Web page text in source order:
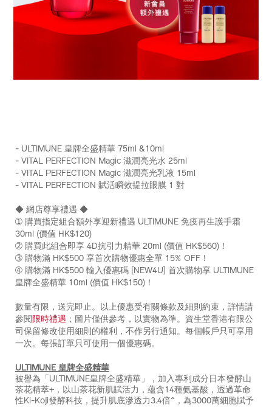
75ml-
%E7%B5%84%E5%90%88-
%28%E7%B8%BD%E5%80%BC-
hk%241%2C600%29-
編
號：
Z12128_hk
- ULTIMUNE 皇牌全盛精華 75ml &10ml
- VITAL PERFECTION Magic 滋潤亮光水 25ml
- VITAL PERFECTION Magic 滋潤亮光乳液 15ml
- VITAL PERFECTION 賦活瞬效提拉眼膜 1 對
◆ 網店尊享禮遇 ◆
➀ 購買指定組合額外享迎新禮遇 ULTIMUNE 免疫再生護手霜
30ml (價值 HK$120)
➁ 購買此組合即享 4D抗引力精華 20ml (價值 HK$560)！
➂ 購物滿 HK$500 享首次購物優惠全單 15% OFF！
➃ 購物滿 HK$500 輸入優惠碼 [NEW4U] 首次購物享 ULTIMUNE
皇牌全盛精華 10ml (價值 HK$150)！
數量有限，送完即止。以上優惠受有關條款及細則約束，詳情請
參閱 限時禮遇 ；圖片僅供參考，以實物為準。資生堂香港有限公
司保留修改使用細則的權利，不作另行通知。每個帳戶只可享用
一次。每張訂單只可使用一個優惠碼。
ULTIMUNE 皇牌全盛精華
被譽為「ULTIMUNE皇牌全盛精華」，加入專利成分日本發酵山
茶花精萃+，以山茶花新肌賦活力，蘊含14種氨基酸，透過革命
性Ki-Koji發酵科技，提升肌底滲透力3.4倍^，為3000萬細胞賦予